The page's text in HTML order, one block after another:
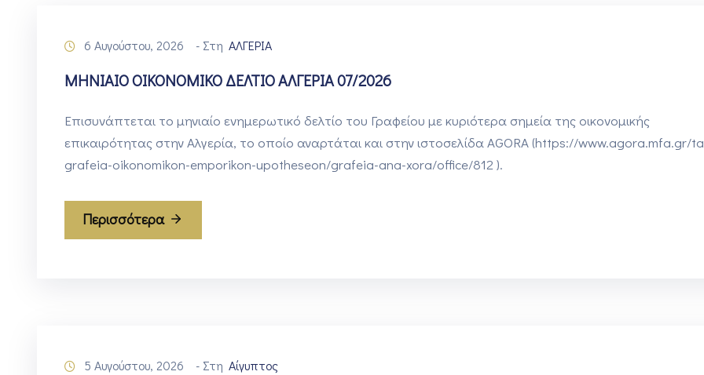
6 Αυγούστου, 2026 - Στη ΑΛΓΕΡΙΑ
ΜΗΝΙΑΙΟ ΟΙΚΟΝΟΜΙΚΟ ΔΕΛΤΙΟ ΑΛΓΕΡΙΑ 07/2026
Επισυνάπτεται το μηνιαίο ενημερωτικό δελτίο του Γραφείου με κυριότερα σημεία της οικονομικής
επικαιρότητας στην Αλγερία, το οποίο αναρτάται και στην ιστοσελίδα AGORA (https://www.agora.mfa.gr/
grafeia-oikonomikon-emporikon-upotheseon/grafeia-ana-xora/office/812 ).
Περισσότερα
5 Αυγούστου, 2026 - Στη Αίγυπτος